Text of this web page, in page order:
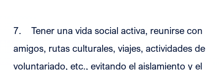
7. Tener una vida social activa, reunirse con
amigos, rutas culturales, viajes, actividades de
voluntariado, etc., evitando el aislamiento y el